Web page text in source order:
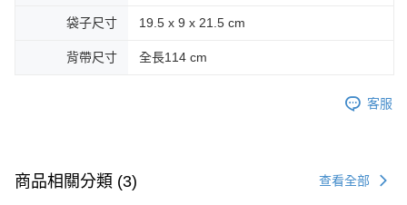
客戶支援中心」https://netprotections.freshdesk.com/support/home
【注意事項】
「AFTEE先享後付」，若未經同意申辦者引起之損失，本公司不負相關責
任。
每筆NT$70，滿NT$599(含以上)免運費
7-11取貨付款
每筆NT$100，滿NT$599(含以上)免運費
袋子尺寸 19.5 x 9 x 21.5 cm
背帶尺寸 全長114 cm
客服
商品相關分類 (3) 查看全部